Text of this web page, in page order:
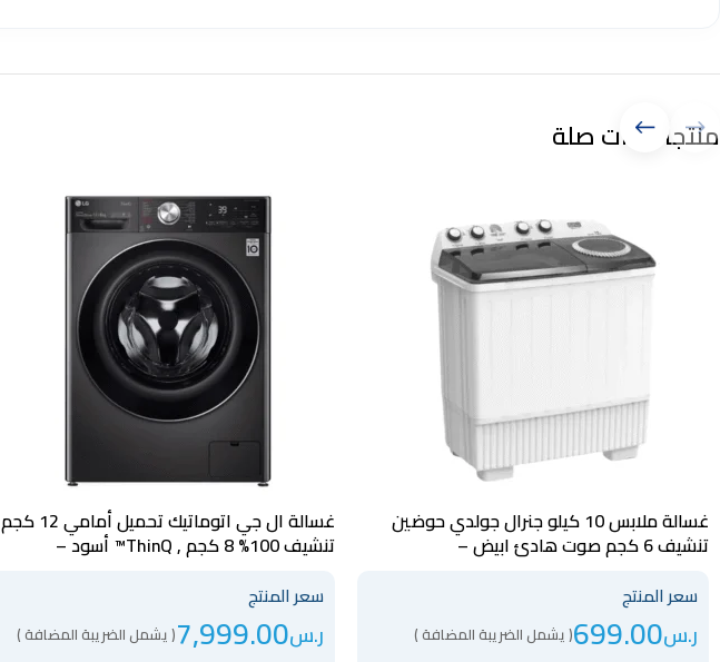
منتجات ذات صلة
غسالة ملابس 10 كيلو جنرال جولدي حوضين
تنشيف 6 كجم صوت هادئ ابيض –
سعر المنتج
ر.س699.00( يشمل الضريبة المضافة )
غسالة ال جي اتوماتيك تحميل أمامي 12 كجم
تنشيف 100% 8 كجم , ThinQ™ أسود –
سعر المنتج
ر.س7,999.00( يشمل الضريبة المضافة )